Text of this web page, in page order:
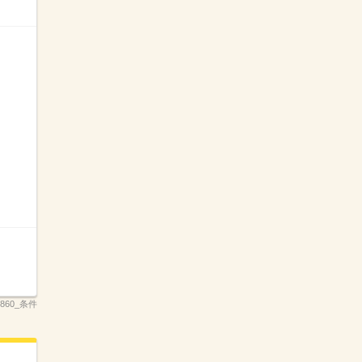
条件